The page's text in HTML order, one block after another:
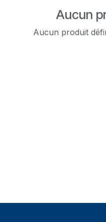
Aucun
Aucun produit